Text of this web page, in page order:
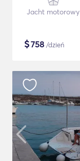
Jacht motorowy
$758 /dzień